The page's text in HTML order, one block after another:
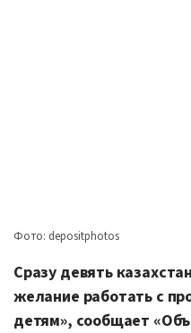
Фото: depositphotos
Сразу девять
желание работать с
детям», сообщает